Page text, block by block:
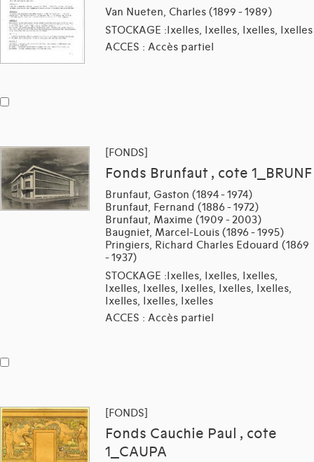
Van Nueten, Charles (1899 - 1989)
STOCKAGE :Ixelles, Ixelles, Ixelles, Ixelles
ACCES : Accès partiel
[FONDS]
Fonds Brunfaut , cote 1_BRUNF
Brunfaut, Gaston (1894 - 1974)
Brunfaut, Fernand (1886 - 1972)
Brunfaut, Maxime (1909 - 2003)
Baugniet, Marcel-Louis (1896 - 1995)
Pringiers, Richard Charles Edouard (1869
- 1937)
STOCKAGE :Ixelles, Ixelles, Ixelles,
Ixelles, Ixelles, Ixelles, Ixelles, Ixelles,
Ixelles, Ixelles, Ixelles
ACCES : Accès partiel
[FONDS]
Fonds Cauchie Paul , cote
1_CAUPA